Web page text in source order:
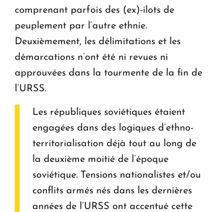
comprenant parfois des (ex)-ilots de
peuplement par l’autre ethnie.
Deuxièmement, les délimitations et les
démarcations n’ont été ni revues ni
approuvées dans la tourmente de la fin de
l’URSS.
Les républiques soviétiques étaient
engagées dans des logiques d’ethno-
territorialisation déjà tout au long de
la deuxième moitié de l’époque
soviétique. Tensions nationalistes et/ou
conflits armés nés dans les dernières
années de l’URSS ont accentué cette